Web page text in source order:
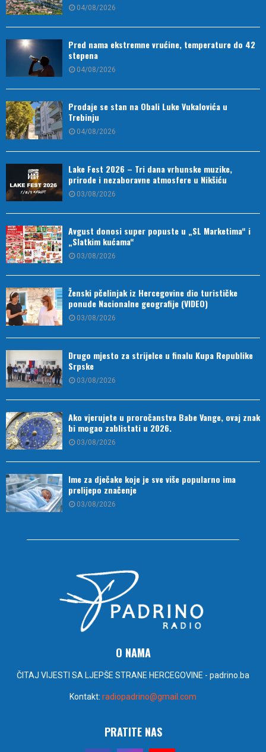
04/08/2026
Pred nama ekstremne vrućine, temperature do 42
stepena
04/08/2026
Prodaje se stan na Obali Luke Vukalovića u
Trebinju
04/08/2026
Lake Fest 2026 – Tri dana vrhunske muzike,
prirode i nezaboravne atmosfere u Nikšiću
03/08/2026
Avgust donosi super popuste u „SL Marketima“ i
„Slatkim kućama“
03/08/2026
Ženski pčelinjak iz Hercegovine dio turističke
ponude Nacionalne geografije (VIDEO)
03/08/2026
Drugo mjesto za strijelce u finalu Kupa Republike
Srpske
03/08/2026
Ako vjerujete u proročanstva Babe Vange, ovaj znak
bi mogao zablistati u 2026.
03/08/2026
Ime za dječake koje je sve više popularno ima
prelijepo značenje
03/08/2026
O NAMA
ČITAJ VIJESTI SA LJEPŠE STRANE HERCEGOVINE - padrino.ba
Kontakt: radiopadrino@gmail.com
PRATITE NAS